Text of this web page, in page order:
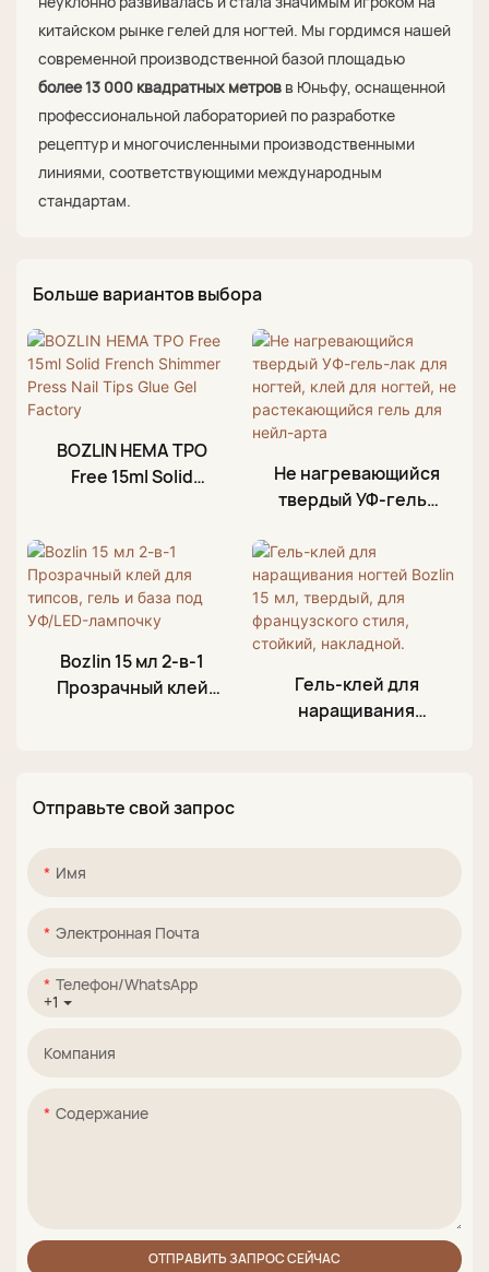
китайском рынке гелей для ногтей. Мы гордимся нашей
современной производственной базой площадью
более 13 000 квадратных метров в Юньфу, оснащенной
профессиональной лабораторией по разработке
рецептур и многочисленными производственными
линиями, соответствующими международным
стандартам.
Больше вариантов выбора
BOZLIN HEMA TPO
Free 15ml Solid
Gel Factory
Не нагревающийся
твердый УФ-гель-
клей для ногтей, не
растекающийся
гель для нейл-арта
Bozlin 15 мл 2-в-1
Прозрачный клей
Гель-клей для
наращивания
Отправьте свой запрос
Имя
Электронная Почта
+1
Телефон/WhatsApp
Компания
Содержание
ОТПРАВИТЬ ЗАПРОС СЕЙЧАС